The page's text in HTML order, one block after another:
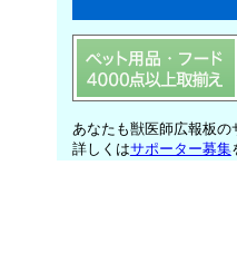
あなたも獣医師広報板の
詳しくはサポーター募集